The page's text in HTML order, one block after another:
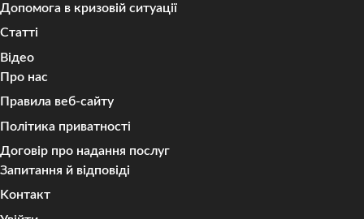
Допомога в кризовій ситуації
Статті
Відео
Про нас
Правила веб-сайту
Політика приватності
Договір про надання послуг
Запитання й відповіді
Kонтакт